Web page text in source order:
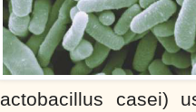
casei)